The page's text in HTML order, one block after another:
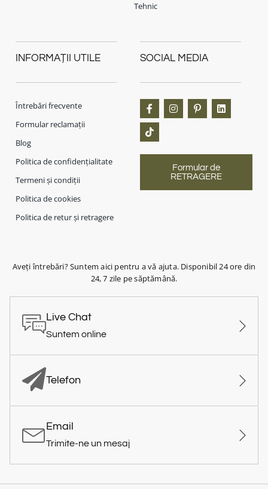
Tehnic
INFORMAȚII UTILE
Întrebări frecvente
Formular reclamații
Blog
Politica de confidențialitate
Termeni și condiții
Politica de cookies
Politica de retur și retragere
SOCIAL MEDIA
Formular de
RETRAGERE
Aveți întrebări? Suntem aici pentru a vă ajuta. Disponibil 24 ore din
24, 7 zile pe săptămână.
Live Chat
Suntem online
Telefon
Email
Trimite-ne un mesaj